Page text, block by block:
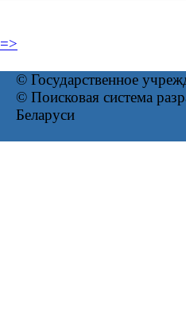
© Государственное
© Поисковая система
Беларуси